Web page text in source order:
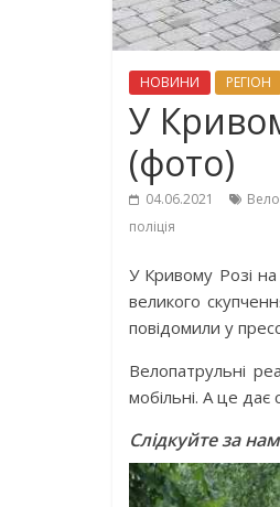
НОВИНИ РЕГІОН
У
(фото)
04.06.2021
поліція
У Кривому Розі на
великого
повідомили у
Велопатрульні
мобільні. А це дає
Слідкуйте за